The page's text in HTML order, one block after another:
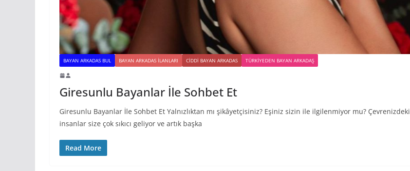
BAYAN ARKADAS BUL BAYAN ARKADAS ILANLARI CIDDI BAYAN ARKADAS TÜRKIYEDEN BAYAN ARKADAŞ
Giresunlu Bayanlar İle Sohbet Et
Giresunlu Bayanlar İle Sohbet Et Yalnızlıktan mı şikâyetçisiniz? Eşiniz sizin ile ilgilenmiyor mu? Çevrenizdeki
insanlar size çok sıkıcı geliyor ve artık başka
Read More